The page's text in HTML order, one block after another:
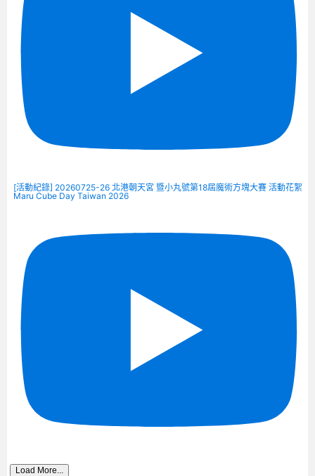
[活動紀錄] 20260725-26 北港朝天宮 暨小丸號第18屆魔術方塊大賽 活動花絮
Maru Cube Day Taiwan 2026
Load More...